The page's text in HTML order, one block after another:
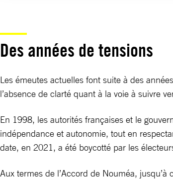
Des années de tensions
Les émeutes actuelles font suite à des
l’absence de clarté quant à la voie à suivre
En 1998, les autorités françaises et le
indépendance et autonomie, tout en
date, en 2021, a été boycotté par les
Aux termes de l’Accord de Nouméa,